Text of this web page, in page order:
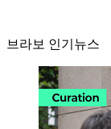
브라보 인기뉴스